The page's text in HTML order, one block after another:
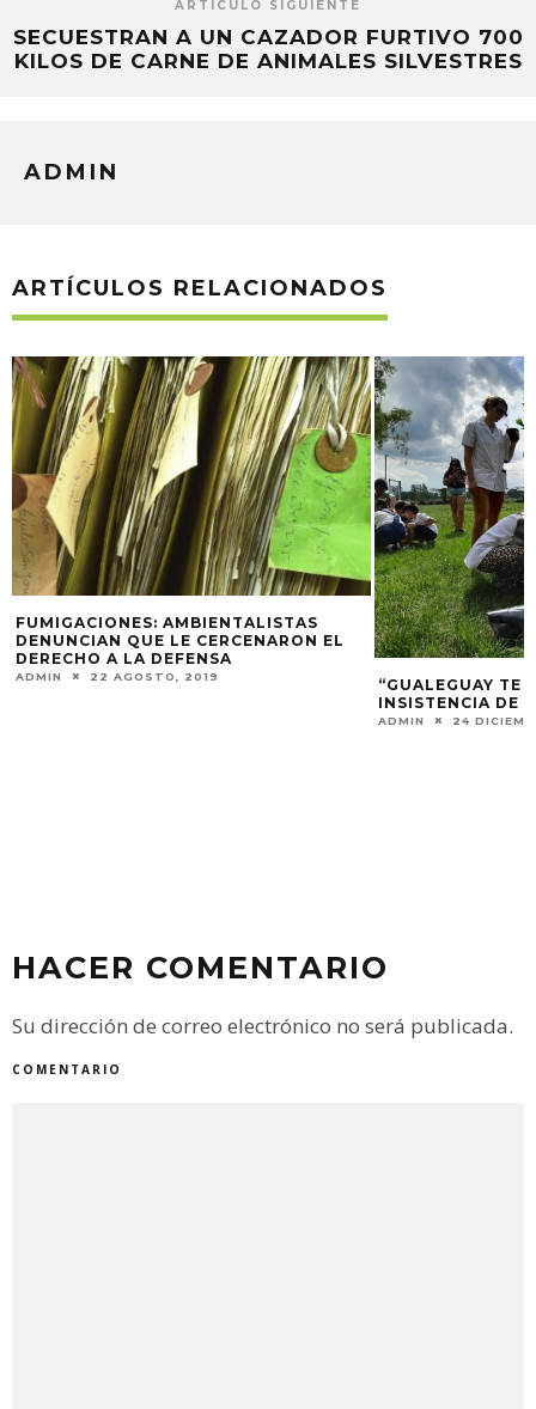
ARTÍCULO SIGUIENTE
SECUESTRAN A UN CAZADOR FURTIVO 700
KILOS DE CARNE DE ANIMALES SILVESTRES
ADMIN
ARTÍCULOS RELACIONADOS
“GUALEGUAY TE QUIERO VERDE”, LA
DELTA:
EN VICTORIA,
IBICUY
ADMIN
HACER COMENTARIO
Su dirección de correo electrónico no será publicada.
COMENTARIO